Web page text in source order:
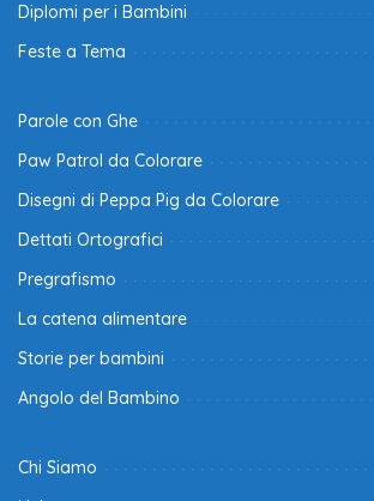
Diplomi per i Bambini
Feste a Tema
Parole con Ghe
Paw Patrol da Colorare
Disegni di Peppa Pig da Colorare
Dettati Ortografici
Pregrafismo
La catena alimentare
Storie per bambini
Angolo del Bambino
Chi Siamo